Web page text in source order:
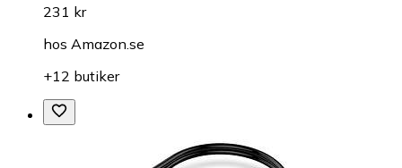
231 kr
hos Amazon.se
+12 butiker